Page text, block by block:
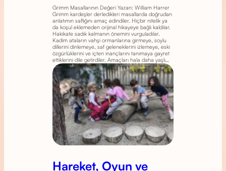
Grimm Masallarının Değeri Yazan: William Harrer
Grimm kardeşler derledikleri masallarda doğrudan
anlatımın saflığını amaç edindiler. Hiçbir nitelik ya
da koşul eklemeden orijinal hikayeye bağlı kaldılar.
Hakikate sadık kalmanın önemini vurguladılar.
Kadim ataların vahşi ormanlarına girmeye, soylu
dillerini dinlemeye, saf geleneklerini izlemeye, eski
özgürlüklerini ve içten inançlarını tanımaya gayret
ettiklerini dile getirdiler. Amaçları hala daha yaşlı…
Hareket, Oyun ve